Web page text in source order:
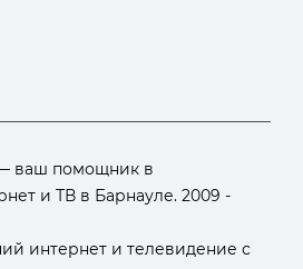
ваш помощник в
и ТВ в Барнауле. 2009 -
интернет и телевидение с